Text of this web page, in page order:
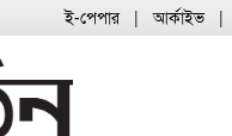
ই-পেপার আর্কাইভ